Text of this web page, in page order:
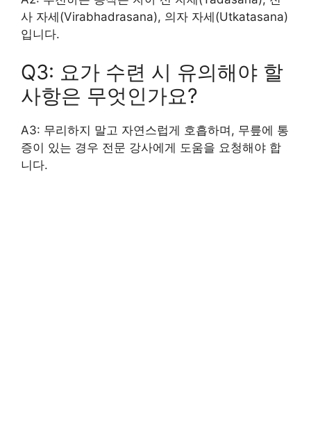
사 자세(Virabhadrasana), 의자 자세(Utkatasana)
입니다.
Q3: 요가 수련 시 유의해야 할
사항은 무엇인가요?
A3: 무리하지 말고 자연스럽게 호흡하며, 무릎에 통
증이 있는 경우 전문 강사에게 도움을 요청해야 합
니다.